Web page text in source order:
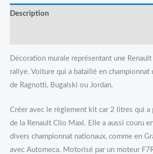
Description
Décoration murale représentant une
rallye. Voiture qui a bataillé en championnat
de Ragnotti, Bugalski ou Jordan.
Créer avec le règlement kit car 2 litres qui a
de la Renault Clio Maxi. Elle a aussi couru
divers championnat nationaux, comme en
avec Automeca. Motorisé par un moteur